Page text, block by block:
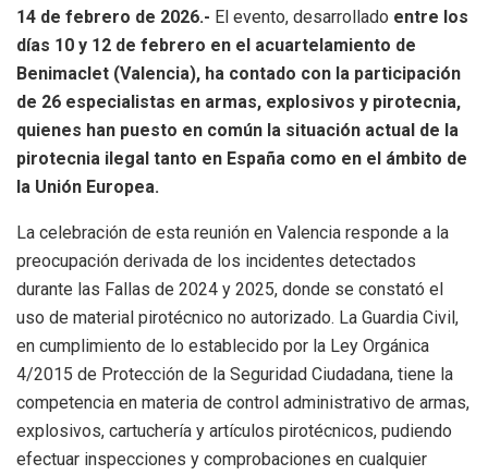
14 de febrero de 2026.- El evento, desarrollado entre los
días 10 y 12 de febrero en el acuartelamiento de
Benimaclet (Valencia), ha contado con la participación
de 26 especialistas en armas, explosivos y pirotecnia,
quienes han puesto en común la situación actual de la
pirotecnia ilegal tanto en España como en el ámbito de
la Unión Europea.
La celebración de esta reunión en Valencia responde a la
preocupación derivada de los incidentes detectados
durante las Fallas de 2024 y 2025, donde se constató el
uso de material pirotécnico no autorizado. La Guardia Civil,
en cumplimiento de lo establecido por la Ley Orgánica
4/2015 de Protección de la Seguridad Ciudadana, tiene la
competencia en materia de control administrativo de armas,
explosivos, cartuchería y artículos pirotécnicos, pudiendo
efectuar inspecciones y comprobaciones en cualquier